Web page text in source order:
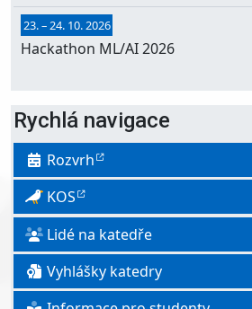
Hackathon ML/AI 2026
23.–24. 10. 2026
Rychlá navigace
Rozvrh
KOS
Lidé na katedře
Vyhlášky katedry